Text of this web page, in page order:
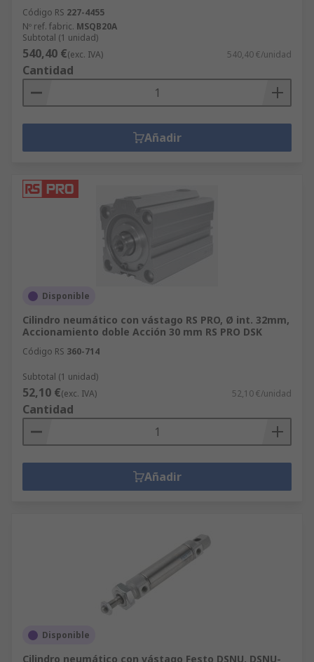
Código RS 227-4455
Nº ref. fabric. MSQB20A
Subtotal (1 unidad)
540,40 €(exc. IVA) 540,40 €/unidad
Cantidad
Añadir
Disponible
Cilindro neumático con vástago RS PRO, Ø int. 32mm,
Accionamiento doble Acción 30 mm RS PRO DSK
Código RS 360-714
Subtotal (1 unidad)
52,10 €(exc. IVA) 52,10 €/unidad
Cantidad
Añadir
Disponible
Cilindro neumático con vástago Festo DSNU, DSNU-